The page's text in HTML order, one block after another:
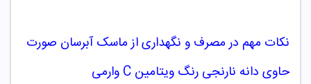
نکات مهم در مصرف و نگهداری ازماسک آبرسان صورت
حاوی دانه نارنجی رنگ ویتامین C وارمی